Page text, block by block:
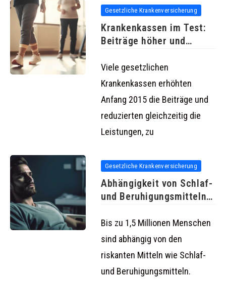
Gesetzliche Krankenversicherung
Krankenkassen im Test:
Beiträge höher und
Viele gesetzlichen
Krankenkassen erhöhten
Anfang 2015 die Beiträge und
reduzierten gleichzeitig die
Leistungen, zu
Gesetzliche Krankenversicherung
Abhängigkeit von Schlaf-
und Beruhigungsmitteln
Bis zu 1,5 Millionen Menschen
sind abhängig von den
riskanten Mitteln wie Schlaf-
und Beruhigungsmitteln.